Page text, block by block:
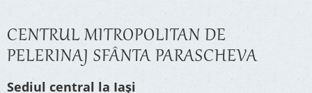
CENTRUL MITROPOLITAN DE
PELERINAJ SFÂNTA PARASCHEVA
Sediul central la Iași